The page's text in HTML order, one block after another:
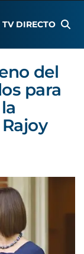
TV DIRECTO
del
para